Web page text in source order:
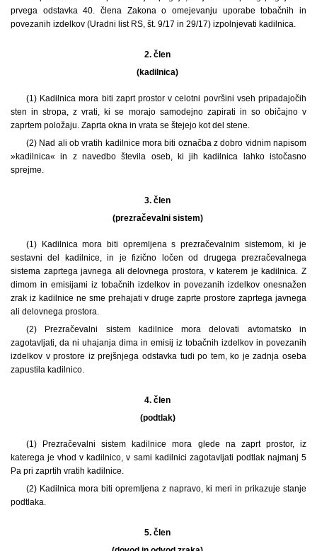
prvega odstavka 40. člena Zakona o omejevanju uporabe tobačnih in
povezanih izdelkov (Uradni list RS, št. 9/17 in 29/17) izpolnjevati kadilnica.
2. člen
(kadilnica)
(1) Kadilnica mora biti zaprt prostor v celotni površini vseh pripadajočih
sten in stropa, z vrati, ki se morajo samodejno zapirati in so običajno v
zaprtem položaju. Zaprta okna in vrata se štejejo kot del stene.
(2) Nad ali ob vratih kadilnice mora biti označba z dobro vidnim napisom
»kadilnica« in z navedbo števila oseb, ki jih kadilnica lahko istočasno
sprejme.
3. člen
(prezračevalni sistem)
(1) Kadilnica mora biti opremljena s prezračevalnim sistemom, ki je
sestavni del kadilnice, in je fizično ločen od drugega prezračevalnega
sistema zaprtega javnega ali delovnega prostora, v katerem je kadilnica. Z
dimom in emisijami iz tobačnih izdelkov in povezanih izdelkov onesnažen
zrak iz kadilnice ne sme prehajati v druge zaprte prostore zaprtega javnega
ali delovnega prostora.
(2) Prezračevalni sistem kadilnice mora delovati avtomatsko in
zagotavljati, da ni uhajanja dima in emisij iz tobačnih izdelkov in povezanih
izdelkov v prostore iz prejšnjega odstavka tudi po tem, ko je zadnja oseba
zapustila kadilnico.
4. člen
(podtlak)
(1) Prezračevalni sistem kadilnice mora glede na zaprt prostor, iz
katerega je vhod v kadilnico, v sami kadilnici zagotavljati podtlak najmanj 5
Pa pri zaprtih vratih kadilnice.
(2) Kadilnica mora biti opremljena z napravo, ki meri in prikazuje stanje
podtlaka.
5. člen